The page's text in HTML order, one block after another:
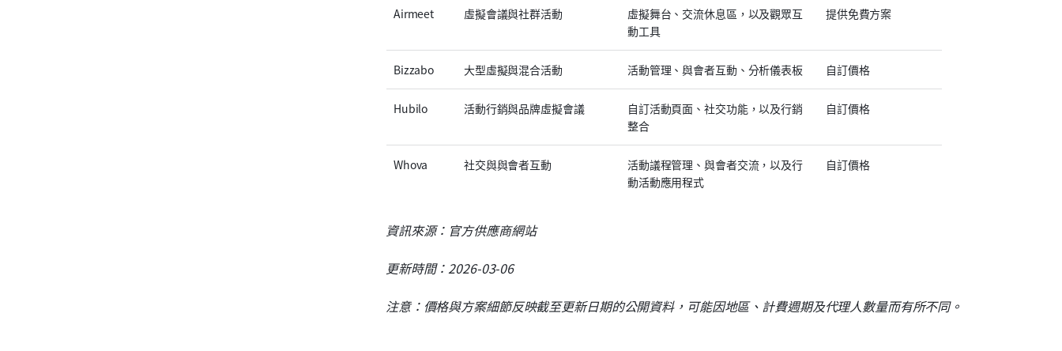
Airmeet 虛擬會議與社群活動
虛擬舞台、交流休息區，以及觀眾互
動工具
提供免費方案
Bizzabo 大型虛擬與混合活動 活動管理、與會者互動、分析儀表板 自訂價格
Hubilo 活動行銷與品牌虛擬會議
自訂活動頁面、社交功能，以及行銷
整合
自訂價格
Whova 社交與與會者互動
活動議程管理、與會者交流，以及行
動活動應用程式
自訂價格
資訊來源：官方供應商網站
更新時間：2026-03-06
注意：價格與方案細節反映截至更新日期的公開資料，可能因地區、計費週期及代理人數量而有所不同。